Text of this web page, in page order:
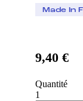
Made In
9,40 €
Quantité
1